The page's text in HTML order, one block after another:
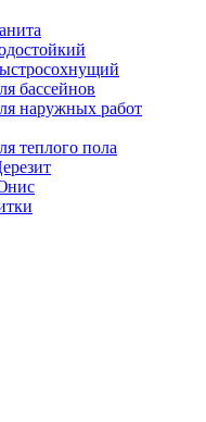
бассейнов
наружных работ
теплого пола